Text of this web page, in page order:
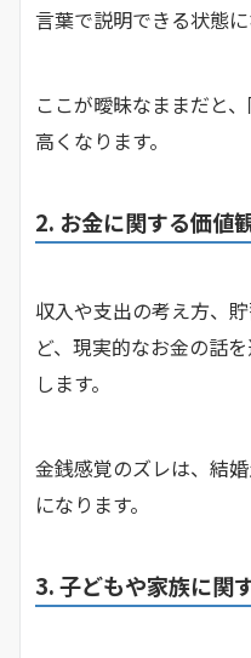
言葉で説明できる状態
ここが曖昧なままだと
高くなります。
2. お金に関する価値
収入や支出の考え方、
ど、現実的なお金の話
します。
金銭感覚のズレは、結
になります。
3. 子どもや家族に関